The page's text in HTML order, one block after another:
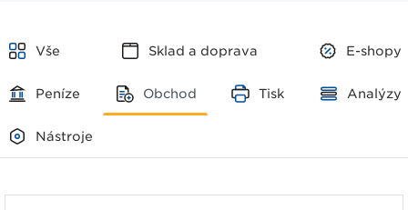
Vše Sklad a doprava E-shopy
Peníze Obchod Tisk Analýzy
Nástroje